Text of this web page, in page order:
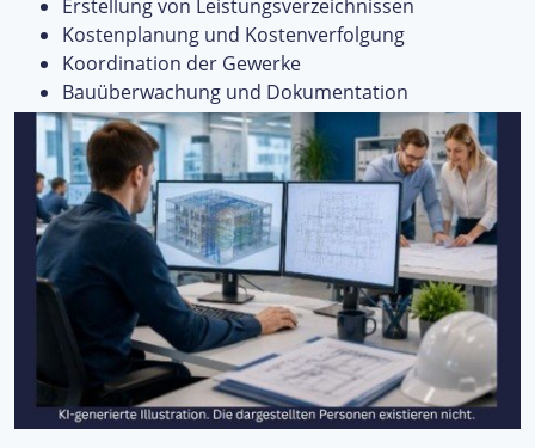
Erstellung von Leistungsverzeichnissen
Kostenplanung und Kostenverfolgung
Koordination der Gewerke
Bauüberwachung und Dokumentation